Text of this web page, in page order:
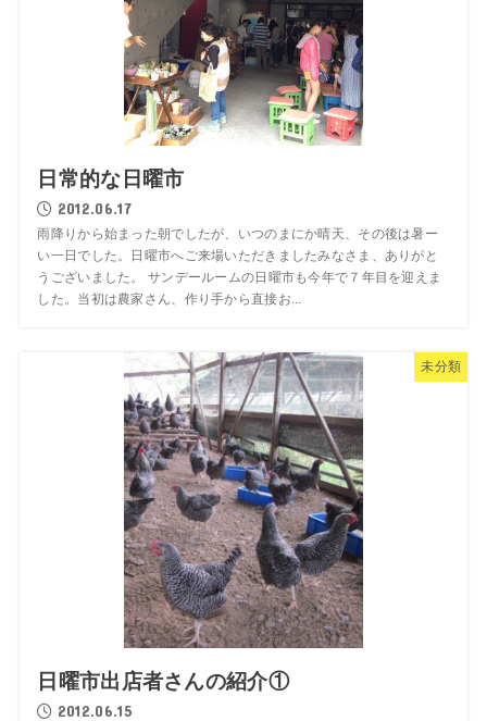
日常的な日曜市
2012.06.17
雨降りから始まった朝でしたが、いつのまにか晴天、その後は暑ー
い一日でした。日曜市へご来場いただきましたみなさま、ありがと
うございました。 サンデールームの日曜市も今年で７年目を迎えま
した。当初は農家さん、作り手から直接お...
未分類
日曜市出店者さんの紹介①
2012.06.15